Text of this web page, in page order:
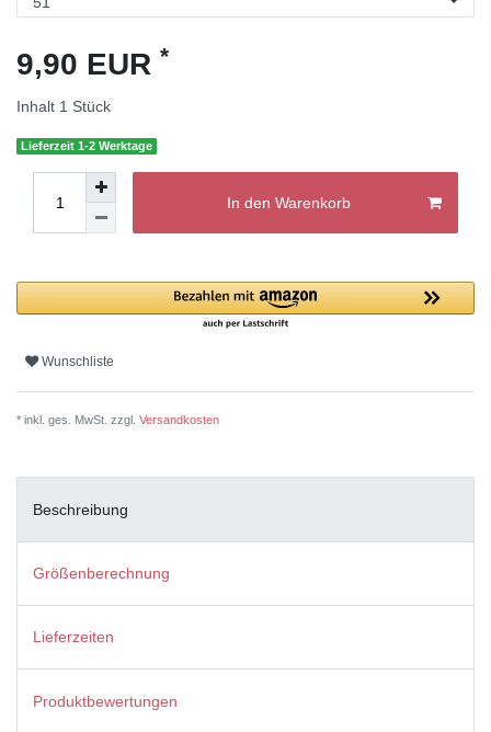
9,90 EUR *
Inhalt 1 Stück
Lieferzeit 1-2 Werktage
In den Warenkorb
Wunschliste
* inkl. ges. MwSt. zzgl. Versandkosten
Beschreibung
Größenberechnung
Lieferzeiten
Produktbewertungen